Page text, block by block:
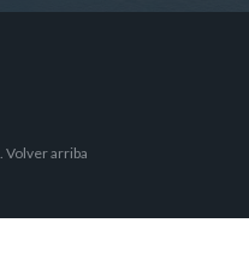
Volver arriba